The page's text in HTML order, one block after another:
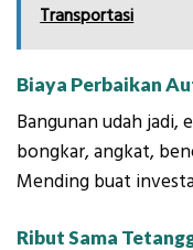
Transportasi
Biaya Perbaikan
Bangunan udah jadi,
bongkar, angkat,
Mending buat
Ribut Sama